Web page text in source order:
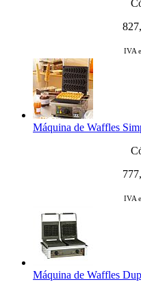
IVA
Máquina de Waffles
IVA
Máquina de Waffles